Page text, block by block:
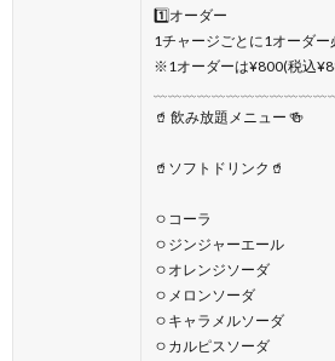
1️⃣オーダー
1チャージごとに1オーダー
※1オーダーは¥800(税込
🥤 飲み放題メニュー 🍻
🥤ソフトドリンク🥤
ㅇコーラ
ㅇジンジャーエール
ㅇオレンジソーダ
ㅇメロンソーダ
ㅇキャラメルソーダ
ㅇカルピスソーダ